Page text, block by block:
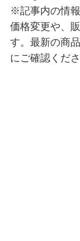
※記事内の情
価格変更や、
す。最新の商
にご確認くだ